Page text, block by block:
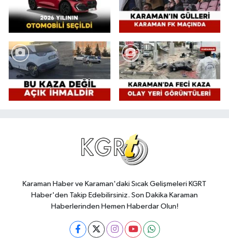
Karaman Haber ve Karaman'daki Sıcak Gelişmeleri KGRT
Haber'den Takip Edebilirsiniz. Son Dakika Karaman
Haberlerinden Hemen Haberdar Olun!